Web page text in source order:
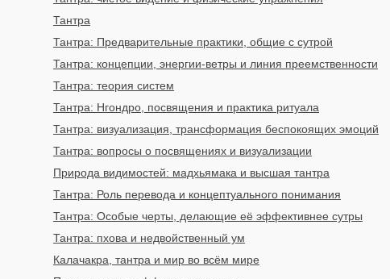
Тантра
Тантра: Предварительные практики, общие с сутрой
Тантра: концепции, энергии-ветры и линия преемственности
Тантра: теория систем
Тантра: Нгондро, посвящения и практика ритуала
Тантра: визуализация, трансформация беспокоящих эмоций
Тантра: вопросы о посвящениях и визуализации
Природа видимостей: мадхьямака и высшая тантра
Тантра: Роль перевода и концептуального понимания
Тантра: Особые черты, делающие её эффективнее сутры
Тантра: пхова и недвойственный ум
Калачакра, тантра и мир во всём мире